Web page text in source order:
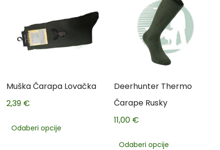
Muška Čarapa Lovačka
2,39 €
Odaberi opcije
Deerhunter Thermo
Čarape Rusky
11,00 €
Odaberi opcije